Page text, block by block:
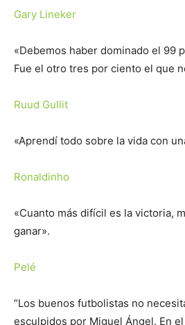
Gary Lineker
«Debemos haber dominado el 99
Fue el otro tres por ciento el que
Ruud Gullit
«Aprendí todo sobre la vida con
Ronaldinho
«Cuanto más difícil es la victoria,
ganar».
Pelé
“Los buenos futbolistas no
esculpidos por Miguel Ángel. En